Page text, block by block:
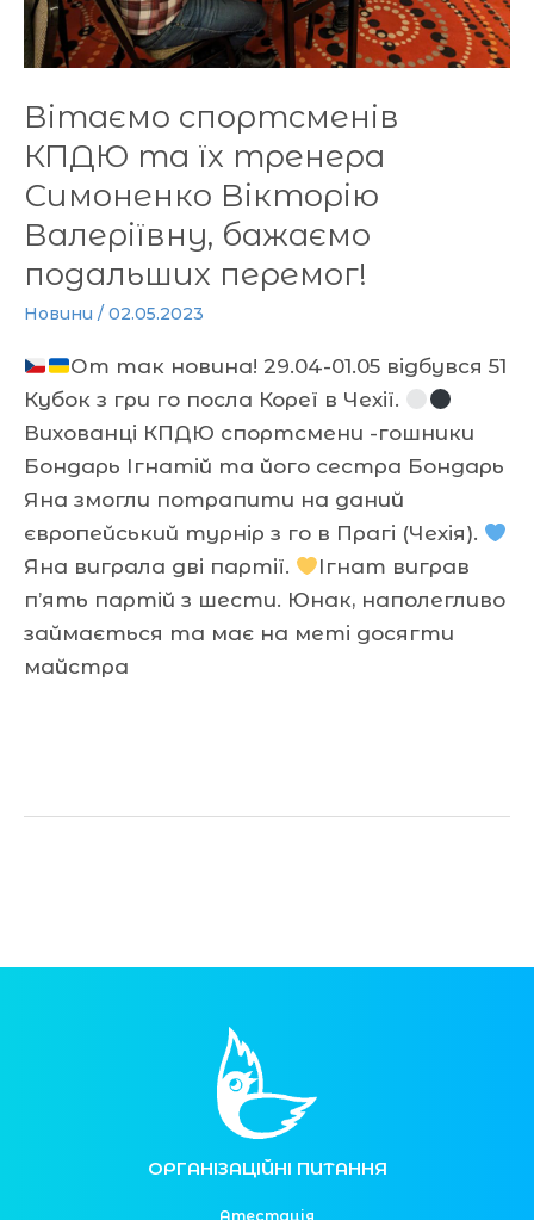
Вітаємо спортсменів
КПДЮ та їх тренера
Симоненко Вікторію
Валеріївну, бажаємо
подальших перемог!
Новини / 02.05.2023
От так новина! 29.04-01.05 відбувся 51
Кубок з гри го посла Кореї в Чехії.
Вихованці КПДЮ спортсмени -гошники
Бондарь Ігнатій та його сестра Бондарь
Яна змогли потрапити на даний
європейський турнір з го в Прагі (Чехія).
Яна виграла дві партії.
Ігнат виграв
п’ять партій з шести. Юнак, наполегливо
займається та має на меті досягти
майстра
бажаємо
подальших
ОРГАНІЗАЦІЙНІ ПИТАННЯ
Атестація